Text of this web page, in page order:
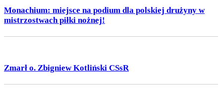
Monachium: miejsce na podium dla polskiej drużyny w
mistrzostwach piłki nożnej!
Zmarł o. Zbigniew Kotliński CSsR